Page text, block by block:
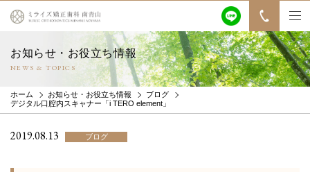
お知らせ・お役立ち情報
NEWS & TOPICS
ホーム お知らせ・お役立ち情報
ブログ
デジタル口腔内スキャナー「i TERO element」
2019.08.13 ブログ